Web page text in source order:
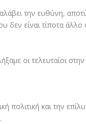
την ευθύνη,
είναι τίποτα άλλο
οι τελευταίοι
πολιτική και την